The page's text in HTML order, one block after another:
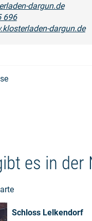
dargun.de
696
dargun.de
es in der
Schloss Lelkendorf